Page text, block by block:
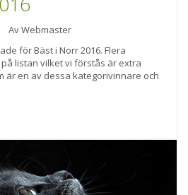
Av Webmaster
för Bäst i Norr 2016. Flera
listan vilket vi förstås är extra
är en av dessa kategorivinnare och